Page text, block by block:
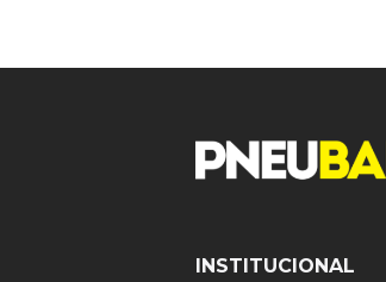
INSTITUCIONAL